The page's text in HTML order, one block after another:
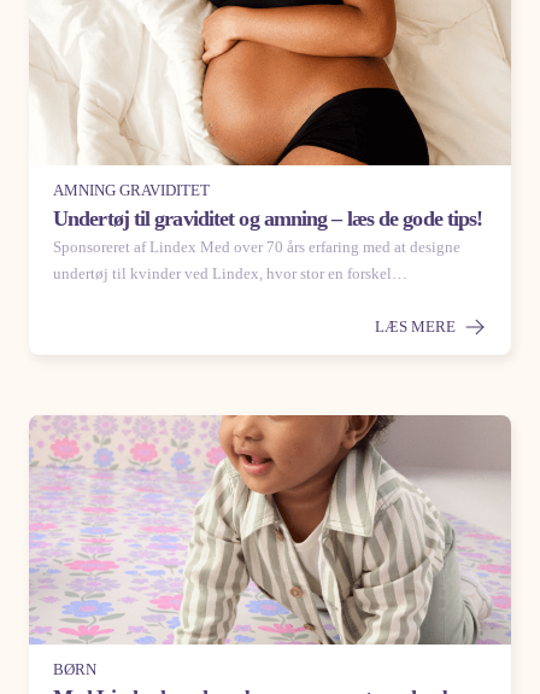
AMNING GRAVIDITET
Undertøj til graviditet og amning – læs de gode tips!
Sponsoreret af Lindex Med over 70 års erfaring med at designe
undertøj til kvinder ved Lindex, hvor stor en forskel…
LÆS MERE
BØRN